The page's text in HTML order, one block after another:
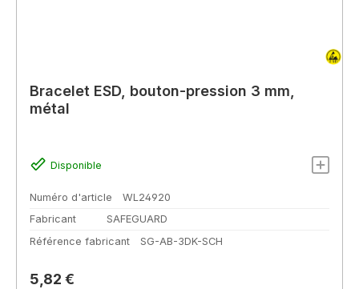
Bracelet ESD, bouton-pression 3 mm,
métal
Disponible
Numéro d'article
WL24920
Fabricant
SAFEGUARD
Référence fabricant
SG-AB-3DK-SCH
Prix régulier :
5,82 €